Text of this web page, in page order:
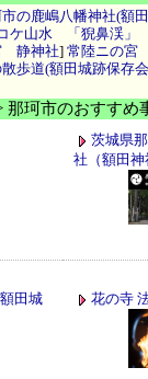
の鹿嶋八幡神社(額
ケ山水 「猊鼻渓」
静神社] 常陸ニの宮
歩道(額田城跡保存
那珂市のおすすめ
茨城県
社（額田神
田城
花の寺